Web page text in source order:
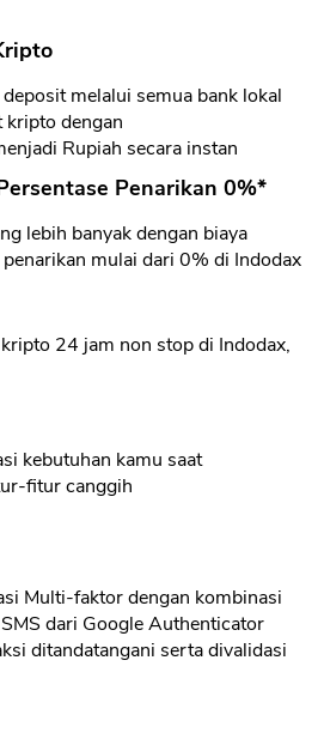
melalui semua bank lokal
kripto dengan
Rupiah secara instan
Penarikan 0%*
lebih banyak dengan biaya
mulai dari 0% di Indodax
24 jam non stop di Indodax,
kebutuhan kamu saat
fitur canggih
Multi-faktor dengan kombinasi
dari Google Authenticator
ditandatangani serta divalidasi